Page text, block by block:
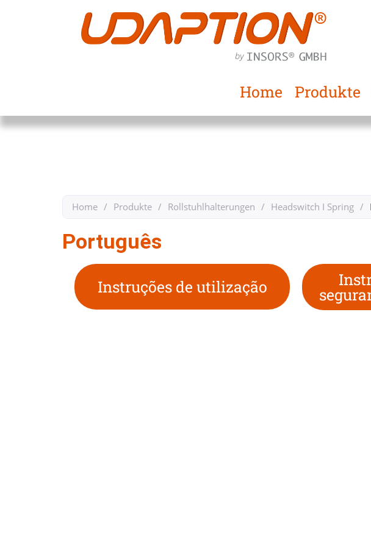
Home Produkte
Home / Produkte / Rollstuhlhalterungen / Headswitch I Spring /
Português
Instruções de utilização